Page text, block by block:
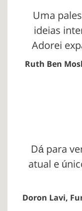
Uma
ideias
Adorei
Ruth Ben
Dá para
atual e
Doron Lavi,